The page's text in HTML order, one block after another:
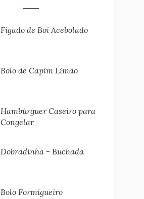
Fígado de Boi Acebolado
Bolo de Capim Limão
Hambúrguer Caseiro para
Congelar
Dobradinha - Buchada
Bolo Formigueiro